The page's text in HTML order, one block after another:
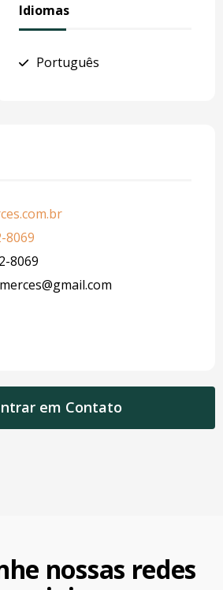
Idiomas
Português
8069
8069
em Contato
nossas redes